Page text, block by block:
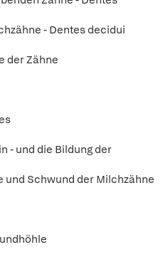
- Dentes decidui
der Zähne
- und die Bildung der
und Schwund der Milchzähne